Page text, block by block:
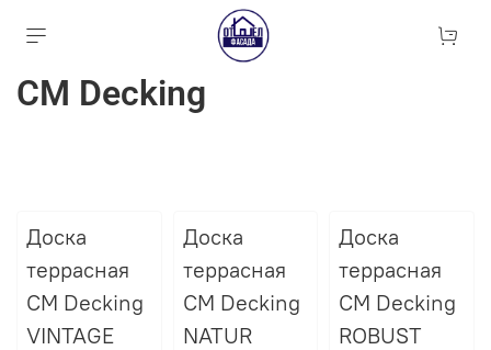
CM Decking
Доска
террасная
CM Decking
VINTAGE
Доска
террасная
CM Decking
NATUR
Доска
террасная
CM Decking
ROBUST